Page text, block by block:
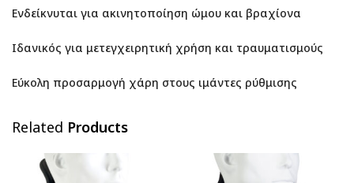
Ενδείκνυται για ακινητοποίηση ώμου και βραχίονα
Ιδανικός για μετεγχειρητική χρήση και τραυματισμούς
Εύκολη προσαρμογή χάρη στους ιμάντες ρύθμισης
Related Products